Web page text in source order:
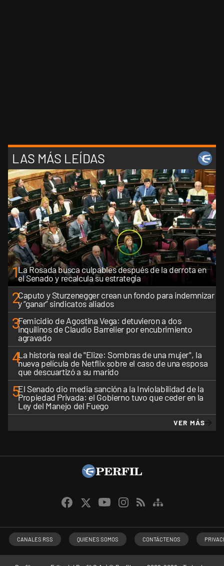
LAS MÁS LEÍDAS
1La Rosada busca culpables después de la derrota en
el Senado y recalcula su estrategia
2Caputo y Sturzenegger crean un fondo para indemnizar
y “ganar” sindicatos aliados
3Femicidio de Agostina Vega: detuvieron a dos
inquilinos de Claudio Barrelier por encubrimiento
agravado
4La historia real de "Elize: Sombras de una mujer", la
nueva película de Netflix sobre el caso de una esposa
que descuartizó a su marido
5El Senado dio media sanción a la Inviolabilidad de la
Propiedad Privada: el Gobierno tuvo que ceder en la
Ley del Manejo del Fuego
VER MÁS
CANALES RSS QUIENES SOMOS CONTÁCTENOS